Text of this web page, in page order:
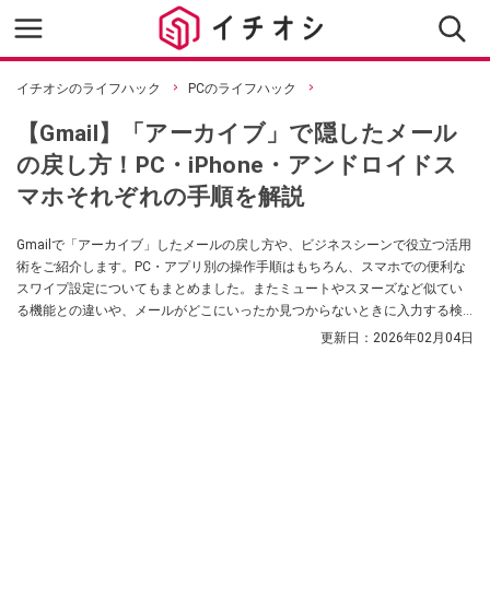
イチオシのライフハック PCのライフハック
【Gmail】「アーカイブ」で隠したメール
の戻し方！PC・iPhone・アンドロイドス
マホそれぞれの手順を解説
Gmailで「アーカイブ」したメールの戻し方や、ビジネスシーンで役立つ活用
術をご紹介します。PC・アプリ別の操作手順はもちろん、スマホでの便利な
スワイプ設定についてもまとめました。またミュートやスヌーズなど似てい
る機能との違いや、メールがどこにいったか見つからないときに入力する検
索演算子についても解説。ぜひ参考にしてみてくださいね。
更新日： 2026年02月04日